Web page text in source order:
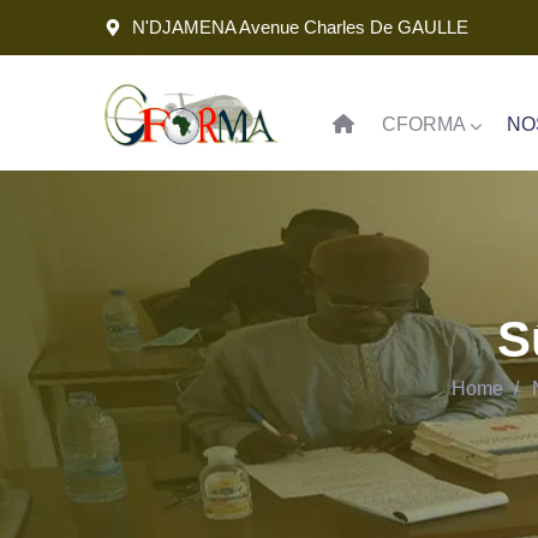
N'DJAMENA Avenue Charles De GAULLE
CFORMA
Home